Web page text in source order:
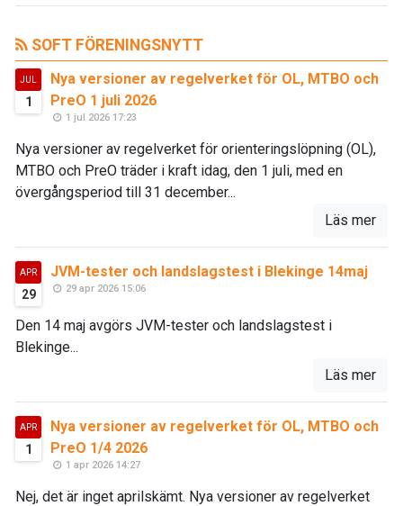
SOFT FÖRENINGSNYTT
JUL
1
Nya versioner av regelverket för OL, MTBO och
PreO 1 juli 2026
1 jul 2026 17:23
Nya versioner av regelverket för orienteringslöpning (OL),
MTBO och PreO träder i kraft idag, den 1 juli, med en
övergångsperiod till 31 december...
Läs mer
APR
29
JVM-tester och landslagstest i Blekinge 14maj
29 apr 2026 15:06
Den 14 maj avgörs JVM-tester och landslagstest i
Blekinge...
Läs mer
APR
1
Nya versioner av regelverket för OL, MTBO och
PreO 1/4 2026
1 apr 2026 14:27
Nej, det är inget aprilskämt. Nya versioner av regelverket